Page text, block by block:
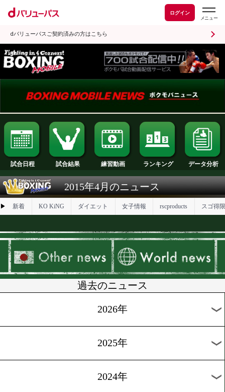
ログイン
dバリューパスご契約済みの方はこちら
試合日程 試合結果 練習動画 ランキング
新着 ダイエット
過去のニュース
2026年